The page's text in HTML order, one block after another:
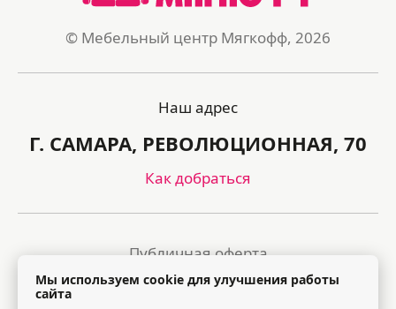
© Мебельный центр Мягкофф, 2026
Наш адрес
Г. САМАРА, РЕВОЛЮЦИОННАЯ, 70
Как добраться
Публичная оферта
Политика обработки персональных данных
Мы используем cookie для улучшения работы
сайта